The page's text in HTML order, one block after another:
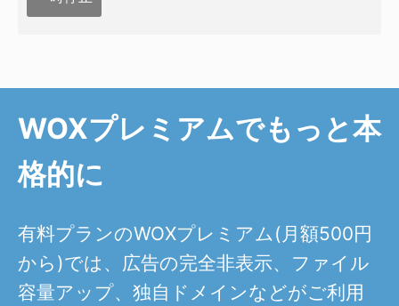
WOXプレミアムでもっと本
格的に
有料プランのWOXプレミアム(月額500円
から)では、広告の完全非表示、ファイル
容量アップ、独自ドメインなどがご利用